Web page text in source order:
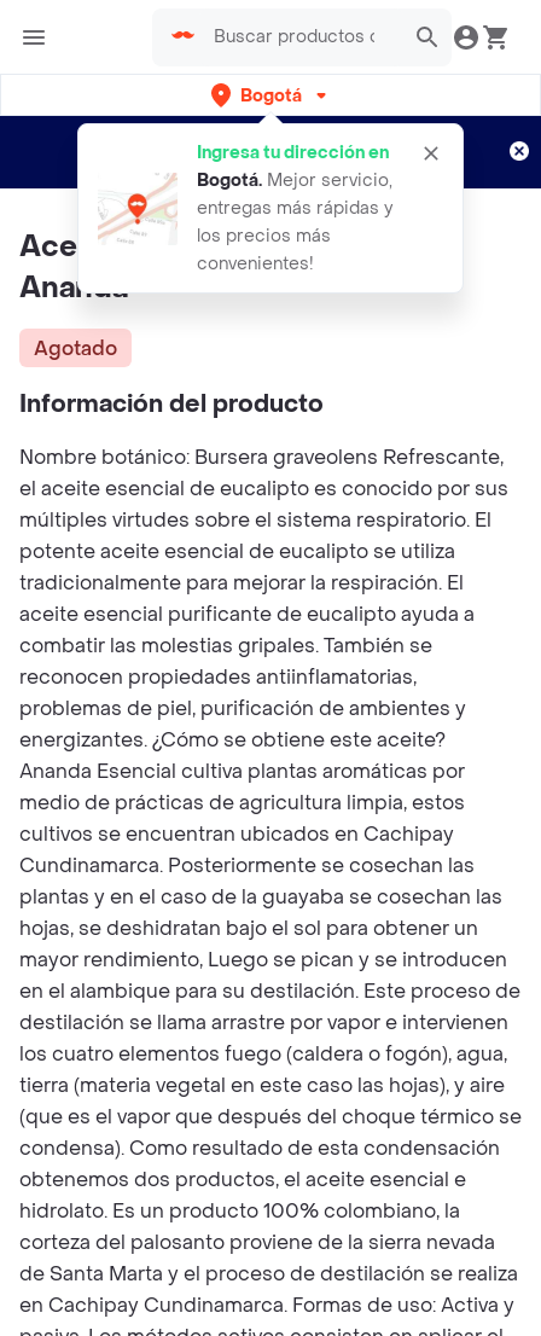
Bogotá
Ingresa tu dirección en
Bogotá. Mejor servicio,
entregas más rápidas y
los precios más
convenientes!
envíos gratis por semanas
Aplican TyC
Aceite Esencial De Eucalipto
Ananda
Agotado
Información del producto
Nombre botánico: Bursera graveolens Refrescante,
el aceite esencial de eucalipto es conocido por sus
múltiples virtudes sobre el sistema respiratorio. El
potente aceite esencial de eucalipto se utiliza
tradicionalmente para mejorar la respiración. El
aceite esencial purificante de eucalipto ayuda a
combatir las molestias gripales. También se
reconocen propiedades antiinflamatorias,
problemas de piel, purificación de ambientes y
energizantes. ¿Cómo se obtiene este aceite?
Ananda Esencial cultiva plantas aromáticas por
medio de prácticas de agricultura limpia, estos
cultivos se encuentran ubicados en Cachipay
Cundinamarca. Posteriormente se cosechan las
plantas y en el caso de la guayaba se cosechan las
hojas, se deshidratan bajo el sol para obtener un
mayor rendimiento, Luego se pican y se introducen
en el alambique para su destilación. Este proceso de
destilación se llama arrastre por vapor e intervienen
los cuatro elementos fuego (caldera o fogón), agua,
tierra (materia vegetal en este caso las hojas), y aire
(que es el vapor que después del choque térmico se
condensa). Como resultado de esta condensación
obtenemos dos productos, el aceite esencial e
hidrolato. Es un producto 100% colombiano, la
corteza del palosanto proviene de la sierra nevada
de Santa Marta y el proceso de destilación se realiza
en Cachipay Cundinamarca. Formas de uso: Activa y